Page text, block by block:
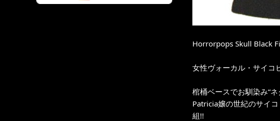
Horrorpops Skull Black
女性ヴォーカル・サイコ
棺桶ベースでお馴染み“
Patricia嬢の世紀のサイ
組!!